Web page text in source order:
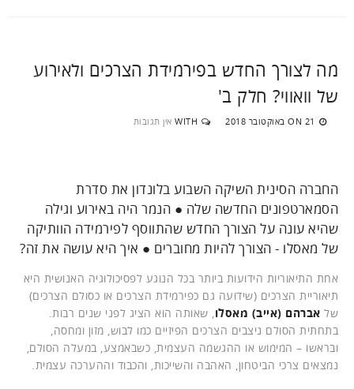
מה לצורך החדש בפירמידת הצרכים ולאירוע
של וואווי? חלק ב'
ON 21 באוקטובר 2018 WITH אין תגובות
החברה הסינית השיקה השבוע בלונדון את סדרת
הסמארטפונים החדשה שלה ● הנמר היה באירוע וגילה
שהיא עונה על הצורך החדש שהתווסף לפירמידה הוותיקה
של מאסלו - הצורך להיות מחוברים ● איך היא עושה את זה?
אחת התיאוריות הידועות ביותר בכל הנוגע לפסיכולוגיה האנושית היא
תיאוריית הצרכים (שידועה גם כפירמידת הצרכים או כסולם הצרכים)
של אברהם (אייב) מאסלו , שאותה הוא הציג לפני שנים רבות.
בתחתית הסולם ניצבים הצרכים הפיזיים כמו לבוש, מזון ומחסה,
ובראשו – המימוש או ההגשמה העצמית, כשבאמצע, במעלה הסולם,
נמצאים צרכי הביטחון, האהבה והשייכות, והכבוד וההערכה עצמית.